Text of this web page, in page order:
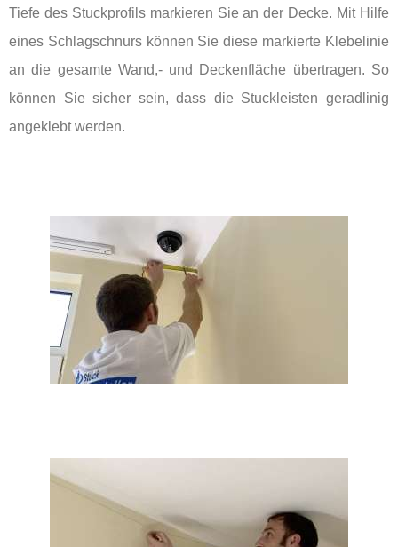
Tiefe des Stuckprofils markieren Sie an der Decke. Mit Hilfe
eines Schlagschnurs können Sie diese markierte Klebelinie
an die gesamte Wand,- und Deckenfläche übertragen. So
können Sie sicher sein, dass die Stuckleisten geradlinig
angeklebt werden.